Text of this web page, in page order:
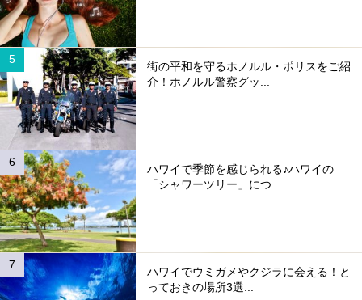
街の平和を守るホノルル・ポリスをご紹
介！ホノルル警察グッ...
ハワイで季節を感じられる♪ハワイの
「シャワーツリー」につ...
ハワイでウミガメやクジラに会える！と
っておきの場所3選...